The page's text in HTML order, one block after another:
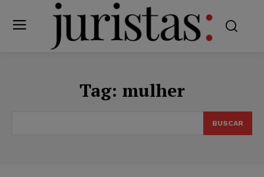
Tag: mulher
BUSCAR